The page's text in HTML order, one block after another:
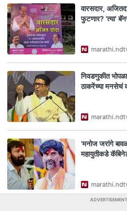
वारसदार,
फुटणार? 'त्या'
निवडणुकीत
ठाकरेंच्या
'मनोज जरांगे
महायुतीकडे
ADVERTISEMENT